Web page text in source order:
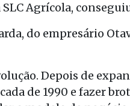
Agrícola,
do empresário
Depois de
de 1990 e fazer